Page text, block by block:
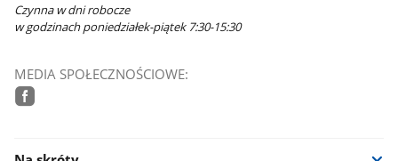
Czynna w dni robocze
w godzinach poniedziałek-piątek 7:30-15:30
MEDIA SPOŁECZNOŚCIOWE: